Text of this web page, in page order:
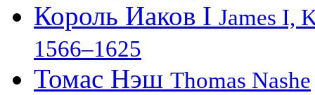
Король Иаков I James I,
1566–1625
Томас Нэш Thomas Nashe